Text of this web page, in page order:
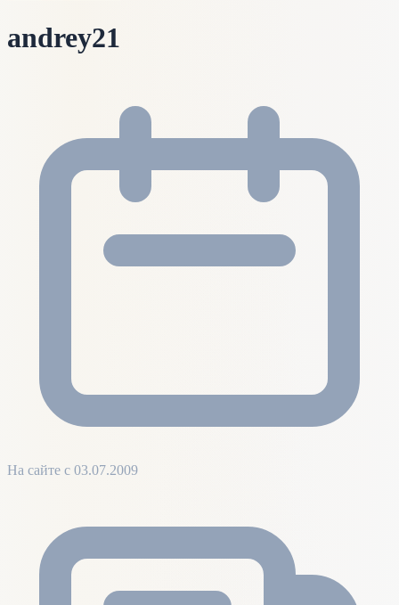
andrey21
На сайте с 03.07.2009